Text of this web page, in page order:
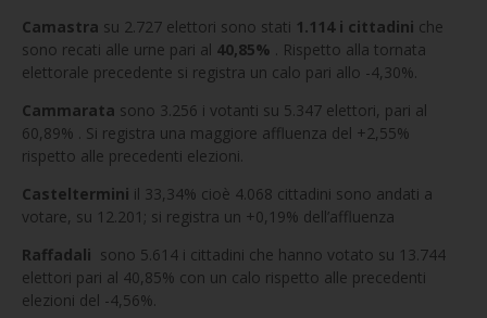
Camastra su 2.727 elettori sono stati 1.114 i cittadini che
sono recati alle urne pari al 40,85% . Rispetto alla tornata
elettorale precedente si registra un calo pari allo -4,30%.
Cammarata sono 3.256 i votanti su 5.347 elettori, pari al
60,89% . Si registra una maggiore affluenza del +2,55%
rispetto alle precedenti elezioni.
Casteltermini il 33,34% cioè 4.068 cittadini sono andati a
votare, su 12.201; si registra un +0,19% dell’affluenza
Raffadali sono 5.614 i cittadini che hanno votato su 13.744
elettori pari al 40,85% con un calo rispetto alle precedenti
elezioni del -4,56%.